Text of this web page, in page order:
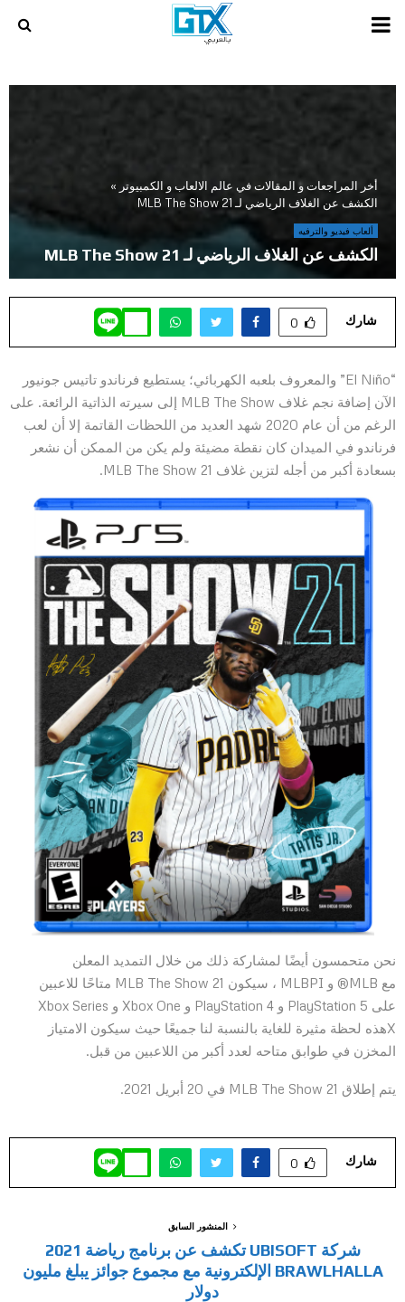
PRIMARY
أخر المراجعات و المقالات في عالم الالعاب و الكمبيوتر »
الكشف عن الغلاف الرياضي لـ MLB The Show 21
ألعاب فيديو والترفيه
الكشف عن الغلاف الرياضي لـ MLB The Show 21
شارك 0
“El Niño” والمعروف بلعبه الكهربائي؛ يستطيع فرناندو تاتيس جونيور
الآن إضافة نجم غلاف MLB The Show إلى سيرته الذاتية الرائعة. على
الرغم من أن عام 2020 شهد العديد من اللحظات القاتمة إلا أن لعب
فرناندو في الميدان كان نقطة مضيئة ولم يكن من الممكن أن نشعر
بسعادة أكبر من أجله لتزين غلاف MLB The Show 21.
نحن متحمسون أيضًا لمشاركة ذلك من خلال التمديد المعلن
مع MLB® و MLBPI ، سيكون MLB The Show 21 متاحًا للاعبين
على PlayStation 5 و PlayStation 4 و Xbox One و Xbox Series
Xهذه لحظة مثيرة للغاية بالنسبة لنا جميعًا حيث سيكون الامتياز
المخزن في طوابق متاحه لعدد أكبر من اللاعبين من قبل.
يتم إطلاق MLB The Show 21 في 20 أبريل 2021.
شارك 0
المنشور السابق
شركة UBISOFT تكشف عن برنامج رياضة 2021
BRAWLHALLA الإلكترونية مع مجموع جوائز يبلغ مليون
دولار